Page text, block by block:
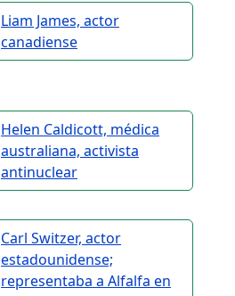
Liam James, actor
canadiense
Helen Caldicott, médica
australiana, activista
antinuclear
Carl Switzer, actor
estadounidense;
representaba a Alfalfa en